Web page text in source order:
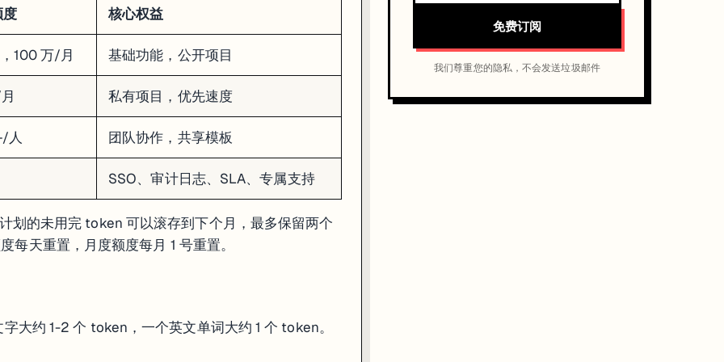
核心权益
100 万/月 基础功能，公开项目
私有项目，优先速度
人 团队协作，共享模板
SSO、审计日志、SLA、专属支持
划的未用完 token 可以滚存到下个月，最多保留两个
天重置，月度额度每月 1 号重置。
大约 1-2 个 token，一个英文单词大约 1 个 token。
免费订阅
我们尊重您的隐私，不会发送垃圾邮件